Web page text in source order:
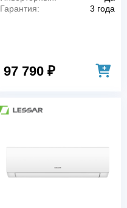
Гарантия:
3 года
97 790 ₽